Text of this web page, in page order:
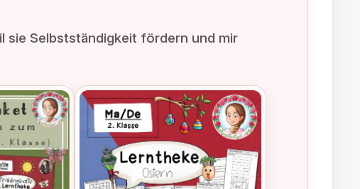
sie Selbstständigkeit fördern und mir